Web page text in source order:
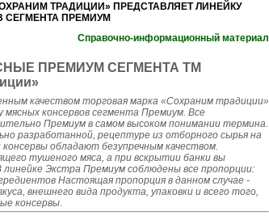
ТРАДИЦИИ» ПРЕДСТАВЛЯЕТ ЛИНЕЙКУ
ПРЕМИУМ
Справочно-информационный материал
ПРЕМИУМ СЕГМЕНТА ТМ
качеством торговая марка «Сохраним традиции»
мясных консервов сегмента Премиум. Все
Премиум в самом высоком понимании термина.
разработанной, рецептуре из отборного сырья на
обладают безупречным качеством.
тушеного мяса, а при вскрытии банки вы
Экстра Премиум соблюдены все пропорции:
Настоящая пропорция в данном случае -
внешнего вида продукта, упаковки и всего того,
консервы.